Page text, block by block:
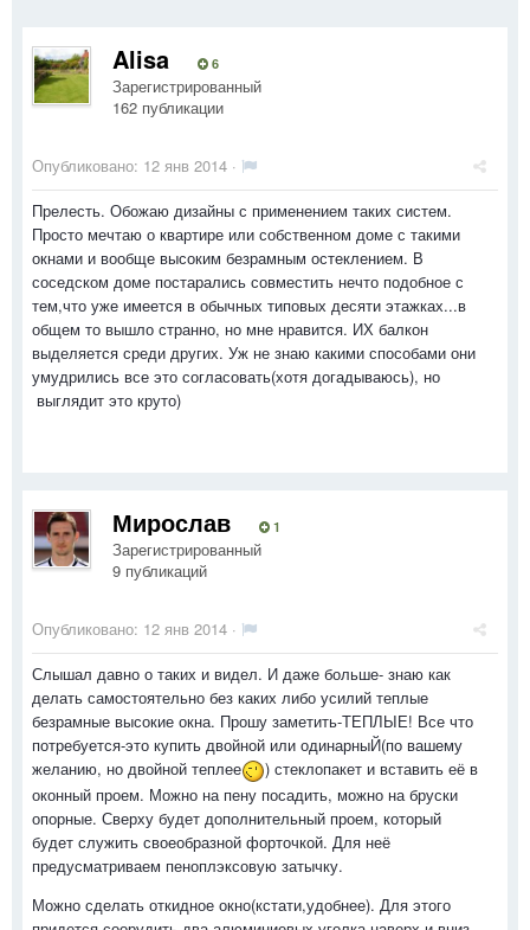
Alisa 6
Зарегистрированный
162 публикации
Опубликовано: 12 янв 2014 ·
Прелесть. Обожаю дизайны с применением таких систем.
Просто мечтаю о квартире или собственном доме с такими
окнами и вообще высоким безрамным остеклением. В
соседском доме постарались совместить нечто подобное с
тем,что уже имеется в обычных типовых десяти этажках...в
общем то вышло странно, но мне нравится. ИХ балкон
выделяется среди других. Уж не знаю какими способами они
умудрились все это согласовать(хотя догадываюсь), но
выглядит это круто)
Мирослав 1
Зарегистрированный
9 публикаций
Опубликовано: 12 янв 2014 ·
Слышал давно о таких и видел. И даже больше- знаю как
делать самостоятельно без каких либо усилий теплые
безрамные высокие окна. Прошу заметить-ТЕПЛЫЕ! Все что
потребуется-это купить двойной или одинарныЙ(по вашему
желанию, но двойной теплее
) стеклопакет и вставить её в
оконный проем. Можно на пену посадить, можно на бруски
опорные. Сверху будет дополнительный проем, который
будет служить своеобразной форточкой. Для неё
предусматриваем пеноплэксовую затычку.
Можно сделать откидное окно(кстати,удобнее). Для этого